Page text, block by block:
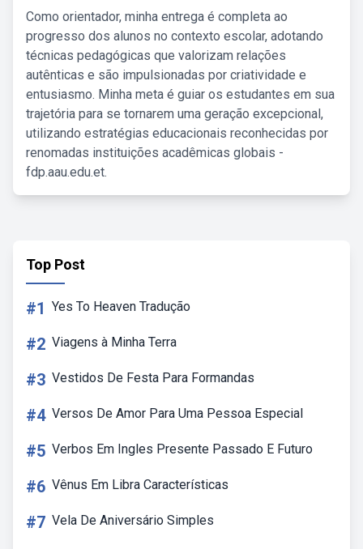
Como orientador, minha entrega é completa ao
progresso dos alunos no contexto escolar, adotando
técnicas pedagógicas que valorizam relações
autênticas e são impulsionadas por criatividade e
entusiasmo. Minha meta é guiar os estudantes em sua
trajetória para se tornarem uma geração excepcional,
utilizando estratégias educacionais reconhecidas por
renomadas instituições acadêmicas globais -
fdp.aau.edu.et.
Top Post
#1 Yes To Heaven Tradução
#2 Viagens à Minha Terra
#3 Vestidos De Festa Para Formandas
#4 Versos De Amor Para Uma Pessoa Especial
#5 Verbos Em Ingles Presente Passado E Futuro
#6 Vênus Em Libra Características
#7 Vela De Aniversário Simples